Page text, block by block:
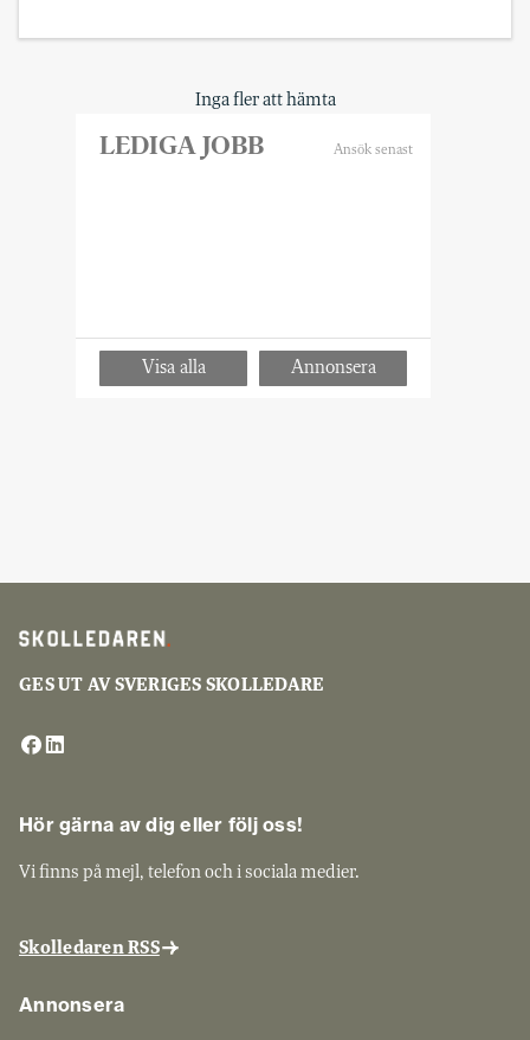
Inga fler att hämta
GES UT AV SVERIGES SKOLLEDARE
Hör gärna av dig eller följ oss!
Vi finns på mejl, telefon och i sociala medier.
Skolledaren RSS
Annonsera